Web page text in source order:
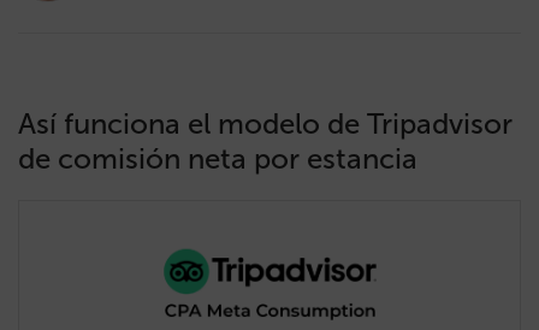
Así funciona el modelo de Tripadvisor
de comisión neta por estancia